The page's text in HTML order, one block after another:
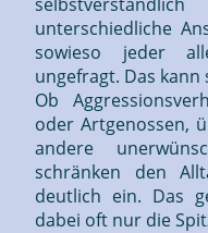
unterschiedliche
sowieso jeder
ungefragt. Das
Ob
oder Artgenossen,
andere
schränken den
deutlich ein. Das
dabei oft nur die